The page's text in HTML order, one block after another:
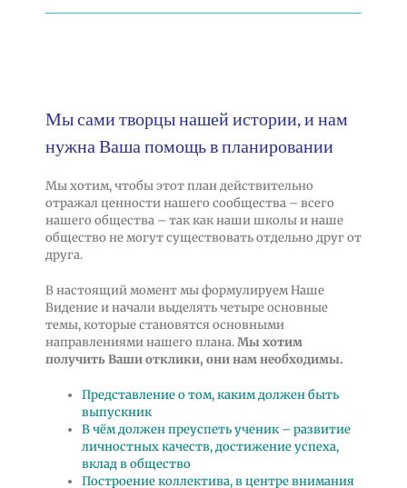
Мы сами творцы нашей истории, и нам
нужна Ваша помощь в планировании
Мы хотим, чтобы этот план действительно
отражал ценности нашего сообщества – всего
нашего общества – так как наши школы и наше
общество не могут существовать отдельно друг от
друга.
В настоящий момент мы формулируем Наше
Видение и начали выделять четыре основные
темы, которые становятся основными
направлениями нашего плана.Мы хотим
получить Ваши отклики, они нам необходимы.
Представление о том, каким должен быть
выпускник
В чём должен преуспеть ученик – развитие
личностных качеств, достижение успеха,
вклад в общество
Построение коллектива, в центре внимания